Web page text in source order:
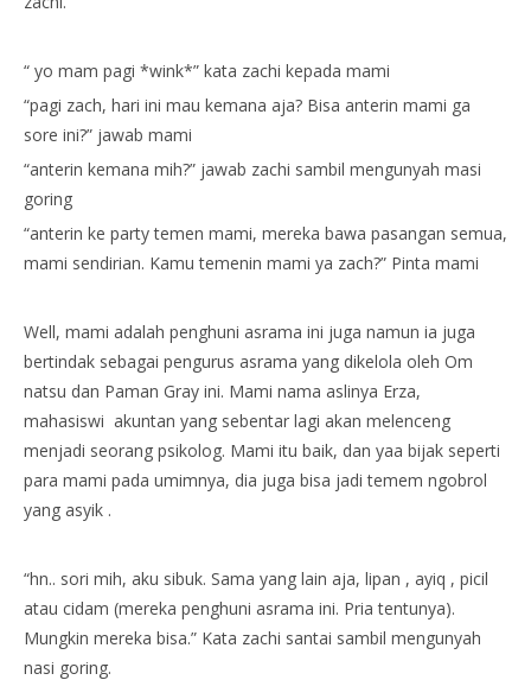
“ yo mam pagi *wink*” kata zachi kepada mami
“pagi zach, hari ini mau kemana aja? Bisa anterin mami ga
sore ini?” jawab mami
“anterin kemana mih?” jawab zachi sambil mengunyah masi
goring
“anterin ke party temen mami, mereka bawa pasangan semua,
mami sendirian. Kamu temenin mami ya zach?” Pinta mami
Well, mami adalah penghuni asrama ini juga namun ia juga
bertindak sebagai pengurus asrama yang dikelola oleh Om
natsu dan Paman Gray ini. Mami nama aslinya Erza,
mahasiswi akuntan yang sebentar lagi akan melenceng
menjadi seorang psikolog. Mami itu baik, dan yaa bijak seperti
para mami pada umimnya, dia juga bisa jadi temem ngobrol
yang asyik .
“hn.. sori mih, aku sibuk. Sama yang lain aja, lipan , ayiq , picil
atau cidam (mereka penghuni asrama ini. Pria tentunya).
Mungkin mereka bisa.” Kata zachi santai sambil mengunyah
nasi goring.